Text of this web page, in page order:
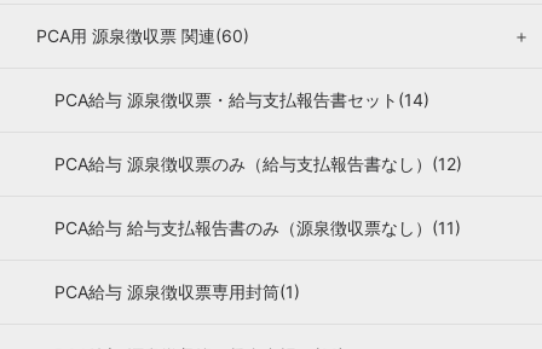
PCA用 源泉徴収票 関連(60) ＋
PCA給与 源泉徴収票・給与支払報告書セット(14)
PCA給与 源泉徴収票のみ（給与支払報告書なし）(12)
PCA給与 給与支払報告書のみ（源泉徴収票なし）(11)
PCA給与 源泉徴収票専用封筒(1)